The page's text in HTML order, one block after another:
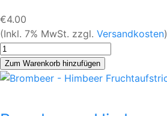
€4.00
(Inkl. 7% MwSt. zzgl. Versandkosten)